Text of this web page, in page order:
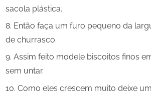
sacola plástica.
Então faça um furo pequeno da
de churrasco.
Assim feito modele biscoitos finos
sem untar.
Como eles crescem muito deixe